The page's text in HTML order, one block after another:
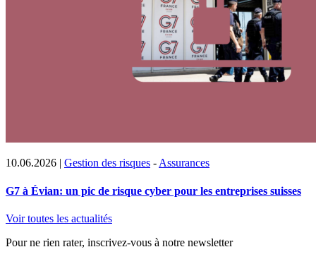
10.06.2026 | Gestion des risques - Assurances
G7 à Évian: un pic de risque cyber pour les entreprises suisses
Voir toutes les actualités
Pour ne rien rater, inscrivez-vous à notre newsletter